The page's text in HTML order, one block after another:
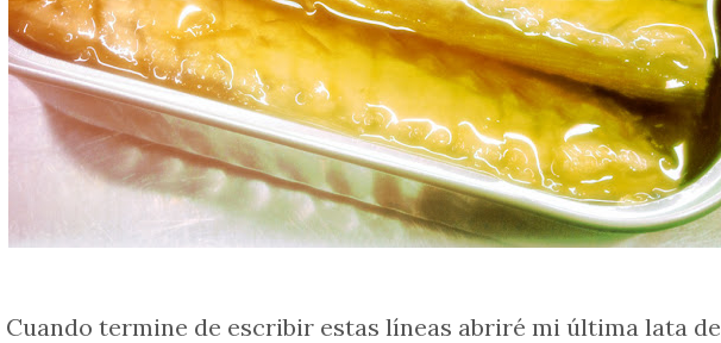
Cuando termine de escribir estas líneas abriré mi última lata de